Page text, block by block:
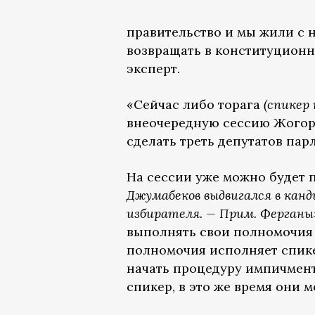
правительство и мы жили с
возвращать в
эксперт.
«Сейчас либо торага
внеочередную сессию
сделать треть депутатов
На сессии уже можно будет
Джумабеков выдвигался в
избирателя. — Прим.
выполнять свои
полномочия исполняет
начать процедуру
спикер, в это же время они